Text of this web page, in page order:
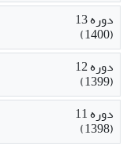
دوره 13
(1400)
دوره 12
(1399)
دوره 11
(1398)